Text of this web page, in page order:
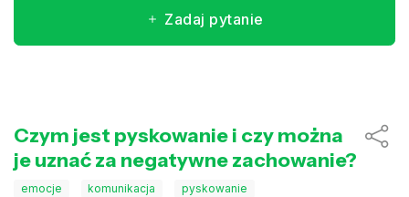
Zadaj pytanie
Czym jest pyskowanie i czy można
je uznać za negatywne zachowanie?
emocje komunikacja pyskowanie